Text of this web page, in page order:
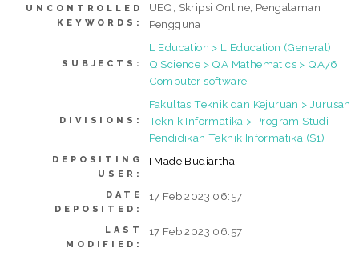
UNCONTROLLED
KEYWORDS:
UEQ, Skripsi Online, Pengalaman
Pengguna
SUBJECTS:
L Education > L Education (General)
Q Science > QA Mathematics > QA76
Computer software
DIVISIONS:
Fakultas Teknik dan Kejuruan > Jurusan
Teknik Informatika > Program Studi
Pendidikan Teknik Informatika (S1)
DEPOSITING
USER:
I Made Budiartha
DATE
DEPOSITED:
17 Feb 2023 06:57
LAST
MODIFIED:
17 Feb 2023 06:57